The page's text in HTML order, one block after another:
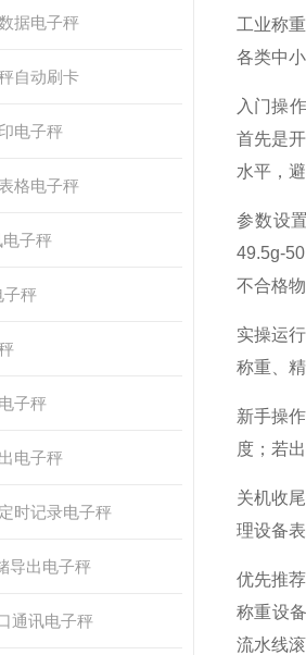
据电子秤
自动刷卡
电子秤
格电子秤
子秤
子秤
子秤
电子秤
时记录电子秤
导出电子秤
通讯电子秤
工业称
各类中
入门操
首先是
水平，
参数设
49.5g-
不合格
实操运
称重、
新手操
度；若
关机收
理设备
优先推
称重设
流水线